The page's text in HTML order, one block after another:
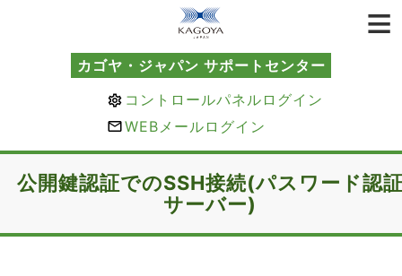
カゴヤ・ジャパン サポートセンター
コントロールパネルログイン
WEBメールログイン
公開鍵認証でのSSH接続(パスワード認
サーバー)